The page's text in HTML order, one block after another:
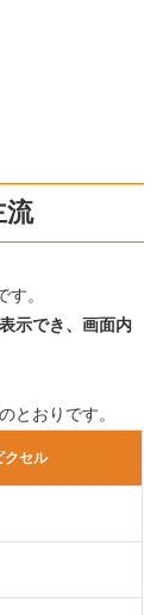
流
。
示でき、画面内
とおりです。
クセル